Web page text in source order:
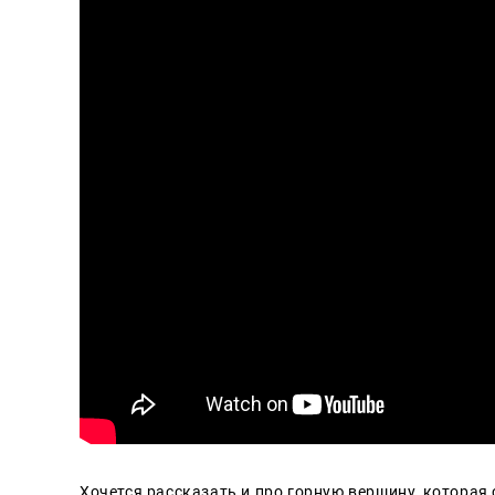
Хочется рассказать и про горную вершину,